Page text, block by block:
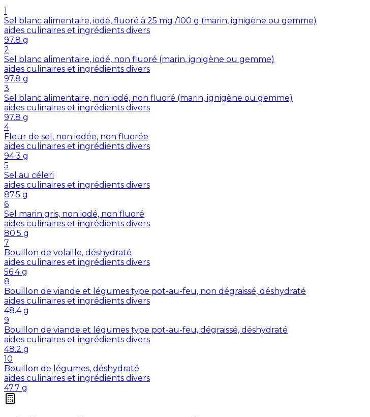
1
Sel blanc alimentaire, iodé, fluoré à 25 mg /100 g (marin, ignigène ou gemme)
aides culinaires et ingrédients divers
97.8 g
2
Sel blanc alimentaire, iodé, non fluoré (marin, ignigène ou gemme)
aides culinaires et ingrédients divers
97.8 g
3
Sel blanc alimentaire, non iodé, non fluoré (marin, ignigène ou gemme)
aides culinaires et ingrédients divers
97.8 g
4
Fleur de sel, non iodée, non fluorée
aides culinaires et ingrédients divers
94.3 g
5
Sel au céleri
aides culinaires et ingrédients divers
87.5 g
6
Sel marin gris, non iodé, non fluoré
aides culinaires et ingrédients divers
80.5 g
7
Bouillon de volaille, déshydraté
aides culinaires et ingrédients divers
56.4 g
8
Bouillon de viande et légumes type pot-au-feu, non dégraissé, déshydraté
aides culinaires et ingrédients divers
48.4 g
9
Bouillon de viande et légumes type pot-au-feu, dégraissé, déshydraté
aides culinaires et ingrédients divers
48.2 g
10
Bouillon de légumes, déshydraté
aides culinaires et ingrédients divers
47.7 g